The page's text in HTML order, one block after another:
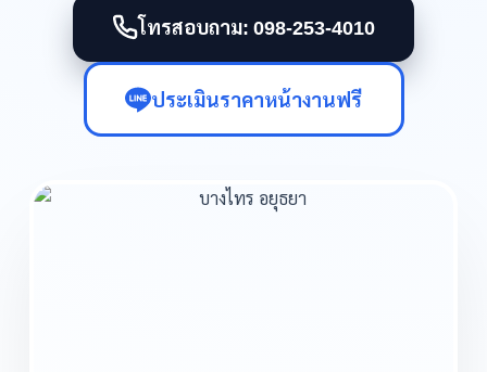
โทรสอบถาม: 098-253-4010
ประเมินราคาหน้างานฟรี